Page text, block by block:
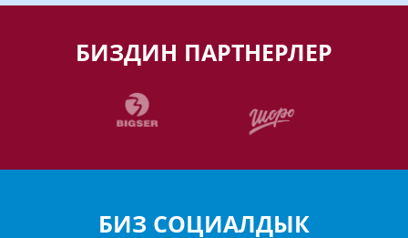
БИЗДИН ПАРТНЕРЛЕР
БИЗ СОЦИАЛДЫК